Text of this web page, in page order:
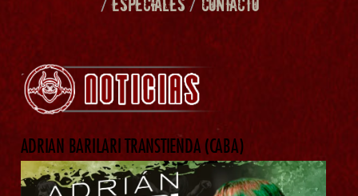
ADRIAN BARILARI TRANSTIENDA (CABA)